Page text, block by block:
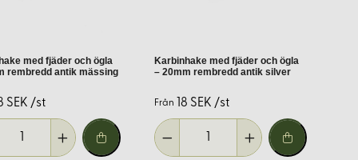
Vårt sortiment av karbinhakar är noggrant utvalt för att
med fjäder och ögla
rembredd antik mässing
SEK /st
Karbinhake med fjäder och ögla
– 20mm rembredd antik silver
Från 18 SEK /st